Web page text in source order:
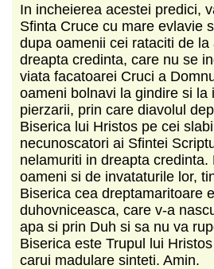
In incheierea acestei predici,
Sfinta Cruce cu mare evlavie
dupa oamenii cei rataciti de la
dreapta credinta, care nu se
viata facatoarei Cruci a
oameni bolnavi la gindire si la
pierzarii, prin care diavolul
Biserica lui Hristos pe cei
necunoscatori ai Sfintei
nelamuriti in dreapta credinta.
oameni si de invataturile lor,
Biserica cea dreptamaritoare
duhovniceasca, care v-a
apa si prin Duh si sa nu va
Biserica este Trupul lui
carui madulare sinteti. Amin.